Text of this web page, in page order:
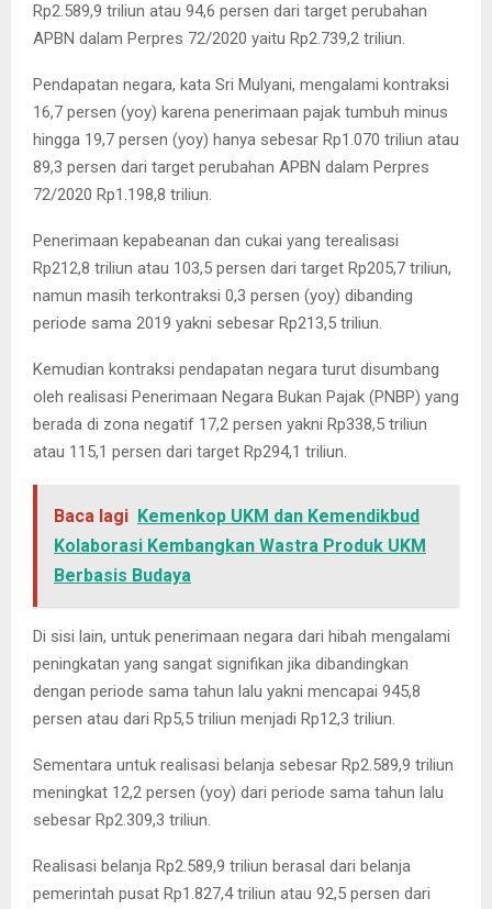
Rp2.589,9 triliun atau 94,6 persen dari target perubahan
APBN dalam Perpres 72/2020 yaitu Rp2.739,2 triliun.
Pendapatan negara, kata Sri Mulyani, mengalami kontraksi
16,7 persen (yoy) karena penerimaan pajak tumbuh minus
hingga 19,7 persen (yoy) hanya sebesar Rp1.070 triliun atau
89,3 persen dari target perubahan APBN dalam Perpres
72/2020 Rp1.198,8 triliun.
Penerimaan kepabeanan dan cukai yang terealisasi
Rp212,8 triliun atau 103,5 persen dari target Rp205,7 triliun,
namun masih terkontraksi 0,3 persen (yoy) dibanding
periode sama 2019 yakni sebesar Rp213,5 triliun.
Kemudian kontraksi pendapatan negara turut disumbang
oleh realisasi Penerimaan Negara Bukan Pajak (PNBP) yang
berada di zona negatif 17,2 persen yakni Rp338,5 triliun
atau 115,1 persen dari target Rp294,1 triliun.
Baca lagi Kemenkop UKM dan Kemendikbud
Kolaborasi Kembangkan Wastra Produk UKM
Berbasis Budaya
Di sisi lain, untuk penerimaan negara dari hibah mengalami
peningkatan yang sangat signifikan jika dibandingkan
dengan periode sama tahun lalu yakni mencapai 945,8
persen atau dari Rp5,5 triliun menjadi Rp12,3 triliun.
Sementara untuk realisasi belanja sebesar Rp2.589,9 triliun
meningkat 12,2 persen (yoy) dari periode sama tahun lalu
sebesar Rp2.309,3 triliun.
Realisasi belanja Rp2.589,9 triliun berasal dari belanja
pemerintah pusat Rp1.827,4 triliun atau 92,5 persen dari